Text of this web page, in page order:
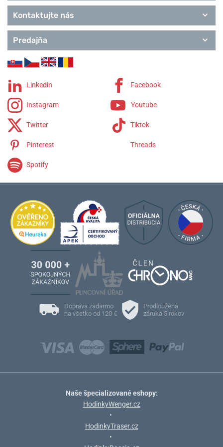
Kontaktujte nás
Predajňa
Linkedin Facebook
Instagram Youtube
Twitter Tiktok
Pinterest Threads
Spotify
Doprava zadarmo
na všetko od 120 €
Prodloužená
záruka 5 rokov
Naše špecializované eshopy:
HodinkyWenger.cz
•
HodinkyTraser.cz
•